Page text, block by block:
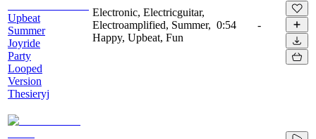
Upbeat
Summer
Joyride
Party
Looped
Version
Thesieryj
Electronic, Electricguitar,
Electroamplified, Summer,
Happy, Upbeat, Fun
0:54 -